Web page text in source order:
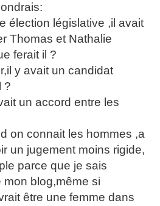
élection législative ,il avait
Thomas et Nathalie
ferait il ?
y avait un candidat
?
un accord entre les
on connait les hommes ,a
un jugement moins rigide,
parce que je sais
blog,même si
être une femme dans